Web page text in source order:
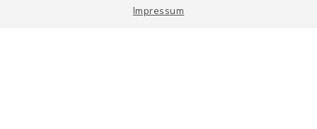
Impressum
Sitemap